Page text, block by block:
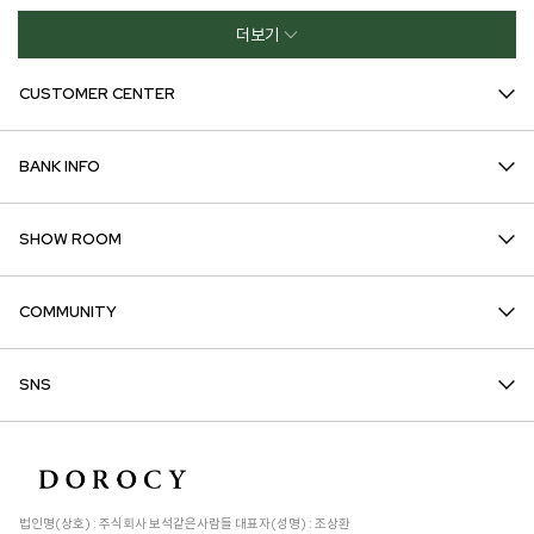
더보기
CUSTOMER CENTER
BANK INFO
SHOW ROOM
COMMUNITY
SNS
법인명(상호) : 주식회사 보석같은사람들 대표자(성명) : 조상환